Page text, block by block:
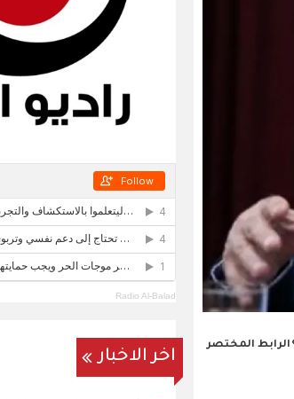
الرابط المختصر
Radio Al-Balad
اخر الاخبار